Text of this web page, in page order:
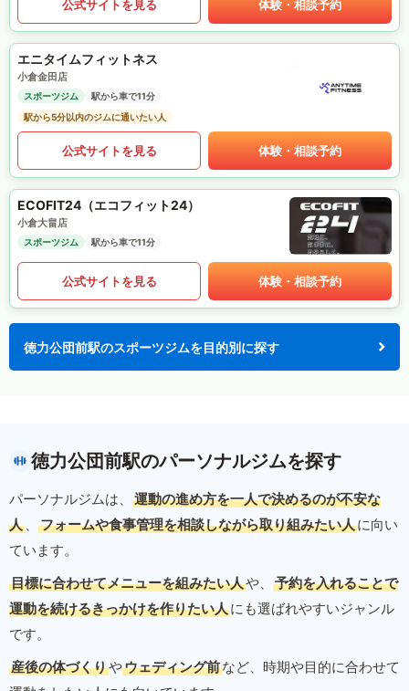
公式サイトを見る 体験・相談予約
エニタイムフィットネス
小倉金田店
スポーツジム
駅から車で11分
駅から5分以内のジムに通いたい人
公式サイトを見る 体験・相談予約
ECOFIT24（エコフィット24）
小倉大畠店
スポーツジム 駅から車で11分
公式サイトを見る 体験・相談予約
徳力公団前駅のスポーツジムを目的別に探す
徳力公団前駅のパーソナルジムを探す
パーソナルジムは、
運動の進め方を一人で決めるのが不安な
人 、 フォームや食事管理を相談しながら取り組みたい人に向い
ています。
目標に合わせてメニューを組みたい人や、
予約を入れることで
運動を続けるきっかけを作りたい人にも選ばれやすいジャンル
です。
産後の体づくりやウェディング前など、時期や目的に合わせて